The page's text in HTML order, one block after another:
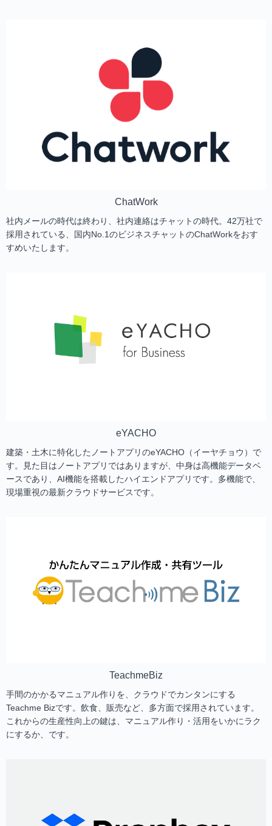
ChatWork
社内メールの時代は終わり、社内連絡はチャットの時代。42万社で
採用されている、国内No.1のビジネスチャットのChatWorkをおす
すめいたします。
eYACHO
建築・土木に特化したノートアプリのeYACHO（イーヤチョウ）で
す。見た目はノートアプリではありますが、中身は高機能データベ
ースであり、AI機能を搭載したハイエンドアプリです。多機能で、
現場重視の最新クラウドサービスです。
TeachmeBiz
手間のかかるマニュアル作りを、クラウドでカンタンにする
Teachme Bizです。飲食、販売など、多方面で採用されています。
これからの生産性向上の鍵は、マニュアル作り・活用をいかにラク
にするか、です。